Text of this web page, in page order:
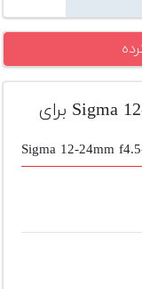
لنز Sigma 12-24mm f/4.5-5.6 DG HSM II برای
Sigma 12-24mm